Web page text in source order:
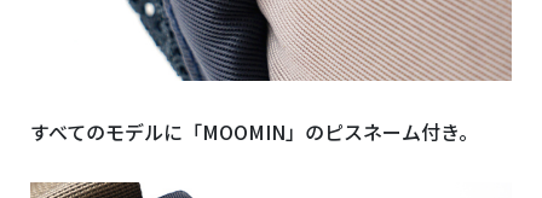
すべてのモデルに「MOOMIN」のピスネーム付き。